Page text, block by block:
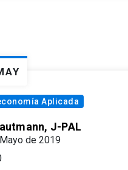
Aplicada
J-PAL
de 2019